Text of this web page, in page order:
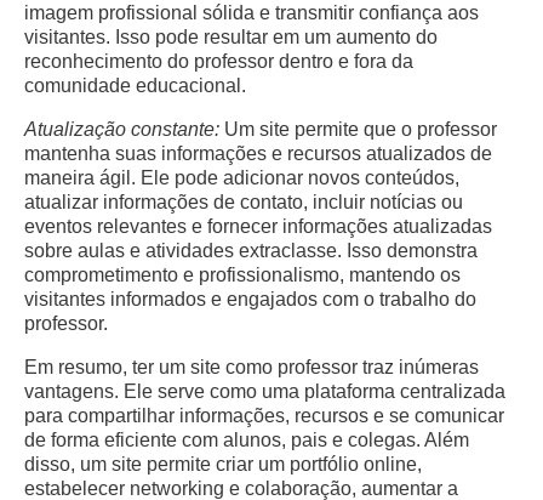
imagem profissional sólida e transmitir confiança aos
visitantes. Isso pode resultar em um aumento do
reconhecimento do professor dentro e fora da
comunidade educacional.
Atualização constante: Um site permite que o professor
mantenha suas informações e recursos atualizados de
maneira ágil. Ele pode adicionar novos conteúdos,
atualizar informações de contato, incluir notícias ou
eventos relevantes e fornecer informações atualizadas
sobre aulas e atividades extraclasse. Isso demonstra
comprometimento e profissionalismo, mantendo os
visitantes informados e engajados com o trabalho do
professor.
Em resumo, ter um site como professor traz inúmeras
vantagens. Ele serve como uma plataforma centralizada
para compartilhar informações, recursos e se comunicar
de forma eficiente com alunos, pais e colegas. Além
disso, um site permite criar um portfólio online,
estabelecer networking e colaboração, aumentar a